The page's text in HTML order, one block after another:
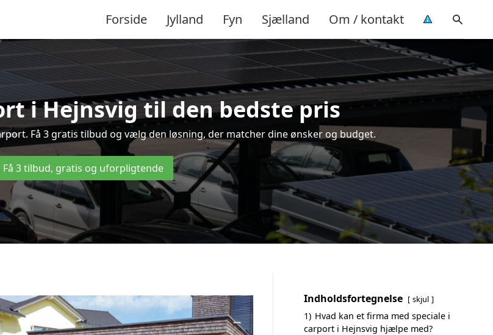
Forside Jylland Fyn Sjælland Om / kontakt
i Hejnsvig til den bedste pris
Få 3 gratis tilbud og vælg den løsning, der matcher dine ønsker og budget.
Få 3 tilbud, gratis og uforpligtende
Indholdsfortegnelse skjul
1) Hvad kan et firma med speciale i
carport i Hejnsvig hjælpe med?